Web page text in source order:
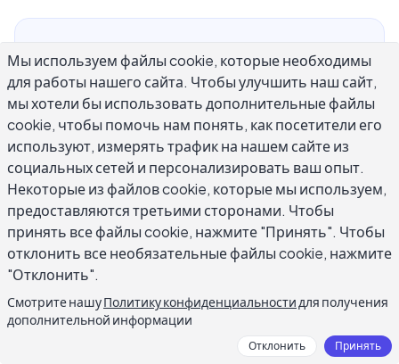
Проверка грамматики ИИ изменила способ,
которым люди проверяют и совершенствуют
свое письмо. Вы можете передать текст
инструменту на основе ИИ, который
обнаруживает ошибки в секунды. Это
руководство разбирает принципы работы
проверки грамматики ИИ и как максимально
использовать его.
Что именно ловит AI для
проверки грамматики?
Мы используем файлы cookie, которые необходимы
для работы нашего сайта. Чтобы улучшить наш сайт,
мы хотели бы использовать дополнительные файлы
cookie, чтобы помочь нам понять, как посетители его
используют, измерять трафик на нашем сайте из
социальных сетей и персонализировать ваш опыт.
Некоторые из файлов cookie, которые мы используем,
предоставляются третьими сторонами. Чтобы
принять все файлы cookie, нажмите "Принять". Чтобы
отклонить все необязательные файлы cookie, нажмите
"Отклонить".
Смотрите нашуПолитику конфиденциальности для получения
дополнительной информации
Отклонить Принять